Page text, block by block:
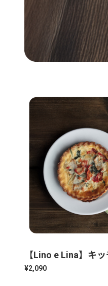
【Lino e Lina】キ
¥2,090